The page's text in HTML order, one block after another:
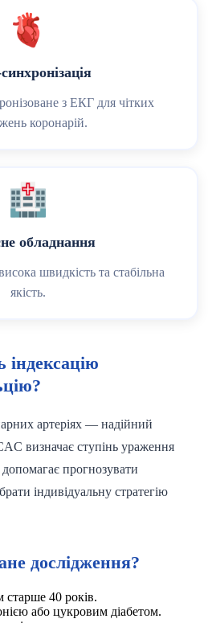
🫀
з ЕКГ для чітких
коронарій.
🏥
обладнання
швидкість та стабільна
якість.
індексацію
артеріях — надійний
визначає ступінь ураження
прогнозувати
індивідуальну стратегію
дослідження?
старше 40 років.
або цукровим діабетом.